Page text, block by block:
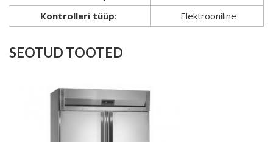
Kontrolleri tüüp: Elektrooniline
SEOTUD TOOTED